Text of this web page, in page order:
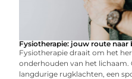
Fysiotherapie: jouw route naar
Fysiotherapie draait om het
onderhouden van het
langdurige rugklachten, een